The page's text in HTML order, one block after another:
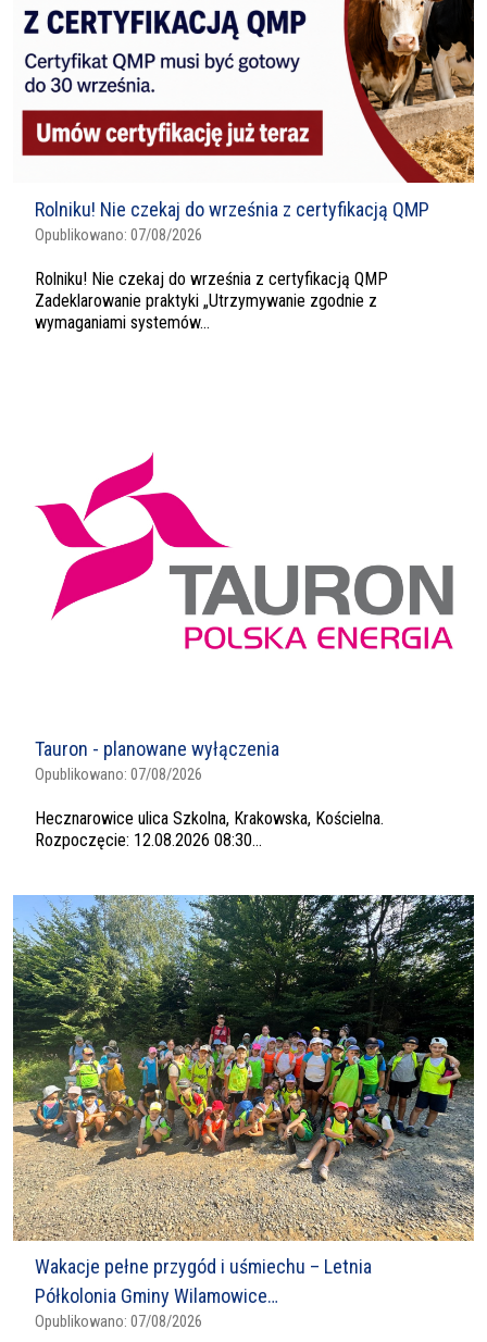
Rolniku! Nie czekaj do września z certyfikacją QMP
Opublikowano: 07/08/2026
Rolniku! Nie czekaj do września z certyfikacją QMP
Zadeklarowanie praktyki „Utrzymywanie zgodnie z
wymaganiami systemów...
Tauron - planowane wyłączenia
Opublikowano: 07/08/2026
Hecznarowice ulica Szkolna, Krakowska, Kościelna.
Rozpoczęcie: 12.08.2026 08:30...
Wakacje pełne przygód i uśmiechu – Letnia
Półkolonia Gminy Wilamowice…
Opublikowano: 07/08/2026